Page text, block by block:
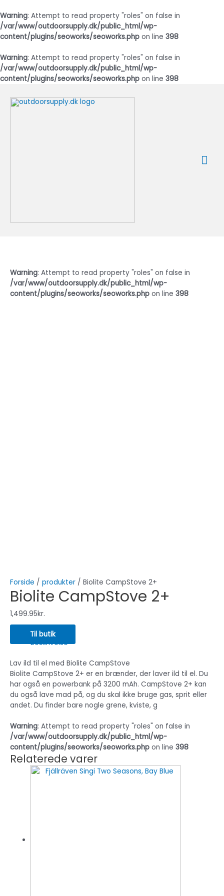
Warning: Attempt to read property "roles" on false in
/var/www/outdoorsupply.dk/public_html/wp-
content/plugins/seoworks/seoworks.php on line 398
Warning: Attempt to read property "roles" on false in
/var/www/outdoorsupply.dk/public_html/wp-
content/plugins/seoworks/seoworks.php on line 398
indholdet
Warning: Attempt to read property "roles" on false in
/var/www/outdoorsupply.dk/public_html/wp-
content/plugins/seoworks/seoworks.php on line 398
Forside / produkter / Biolite CampStove 2+
Biolite CampStove 2+
1,499.95kr.
Til butik
Beskrivelse
Lav ild til el med Biolite CampStove
Biolite CampStove 2+ er en brænder, der laver ild til el. Du
har også en powerbank på 3200 mAh. CampStove 2+ kan
du også lave mad på, og du skal ikke bruge gas, sprit eller
andet. Du finder bare nogle grene, kviste, g
Warning: Attempt to read property "roles" on false in
/var/www/outdoorsupply.dk/public_html/wp-
content/plugins/seoworks/seoworks.php on line 398
Relaterede varer